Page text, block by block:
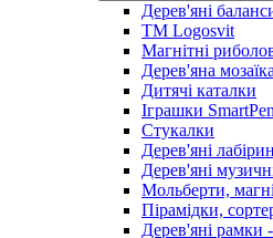
Дерев'яні
TM Logosvit
Магнітні
Дерев'яна мозаїка
Дитячі каталки
Іграшки
Стукалки
Дерев'яні
Дерев'яні
Мольберти,
Пірамідки,
Дерев'яні рамки